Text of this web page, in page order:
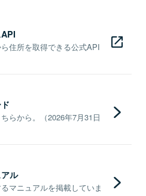
住所を取得できる公式API
らから。（2026年7月31日
ル
マニュアルを掲載していま